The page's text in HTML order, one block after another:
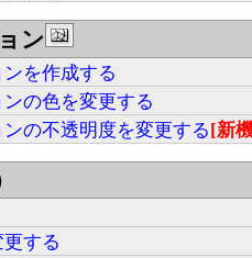
ン
を作成する
の色を変更する
の不透明度を変更する[新
する